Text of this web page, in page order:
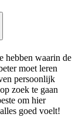
hebben waarin de
moet leren
persoonlijk
zoek te gaan
om hier
goed voelt!